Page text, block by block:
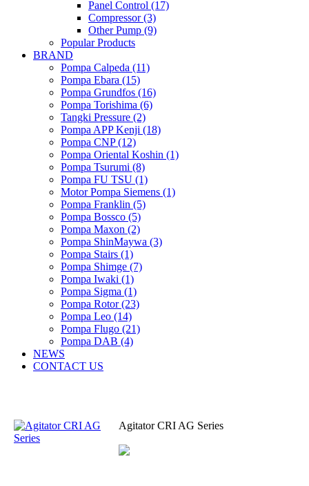
Panel Control (17)
Compressor (3)
Other Pump (9)
Popular Products
BRAND
Pompa Calpeda (11)
Pompa Ebara (15)
Pompa Grundfos (16)
Pompa Torishima (6)
Tangki Pressure (2)
Pompa APP Kenji (18)
Pompa CNP (12)
Pompa Oriental Koshin (1)
Pompa Tsurumi (8)
Pompa FU TSU (1)
Motor Pompa Siemens (1)
Pompa Franklin (5)
Pompa Bossco (5)
Pompa Maxon (2)
Pompa ShinMaywa (3)
Pompa Stairs (1)
Pompa Shimge (7)
Pompa Iwaki (1)
Pompa Sigma (1)
Pompa Rotor (23)
Pompa Leo (14)
Pompa Flugo (21)
Pompa DAB (4)
NEWS
CONTACT US
Agitator CRI AG Series